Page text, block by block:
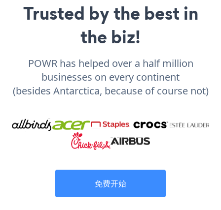
Trusted by the best in
the biz!
POWR has helped over a half million
businesses on every continent
(besides Antarctica, because of course not)
免费开始